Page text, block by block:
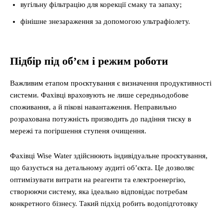
вугільну фільтрацію для корекції смаку та запаху;
фінішне знезараження за допомогою ультрафіолету.
Підбір під об’єм і режим роботи
Важливим етапом проєктування є визначення продуктивності
системи. Фахівці враховують не лише середньодобове
споживання, а й пікові навантаження. Неправильно
розрахована потужність призводить до падіння тиску в
мережі та погіршення ступеня очищення.
Фахівці Wise Water здійснюють індивідуальне проєктування,
що базується на детальному аудиті об’єкта. Це дозволяє
оптимізувати витрати на реагенти та електроенергію,
створюючи систему, яка ідеально відповідає потребам
конкретного бізнесу. Такий підхід робить водопідготовку